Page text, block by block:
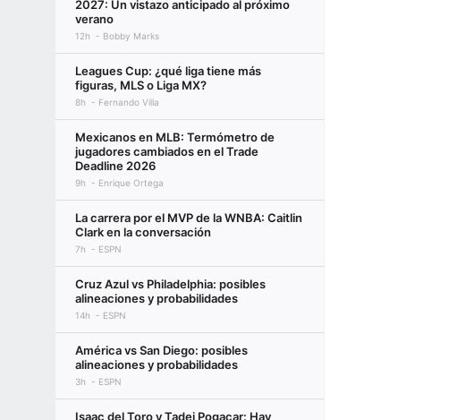
2027: Un vistazo anticipado al próximo
verano
12h Bobby Marks
Leagues Cup: ¿qué liga tiene más
figuras, MLS o Liga MX?
8h Fernando Villa
Mexicanos en MLB: Termómetro de
jugadores cambiados en el Trade
Deadline 2026
9h Enrique Ortega
La carrera por el MVP de la WNBA: Caitlin
Clark en la conversación
7h ESPN
Cruz Azul vs Philadelphia: posibles
alineaciones y probabilidades
14h ESPN
América vs San Diego: posibles
alineaciones y probabilidades
3h ESPN
Isaac del Toro y Tadej Pogacar: Hay